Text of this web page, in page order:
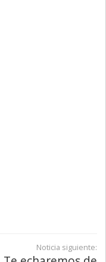
Noticia siguiente: